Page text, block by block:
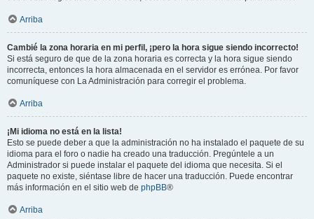
Arriba
Cambié la zona horaria en mi perfil, ¡pero la hora sigue siendo incorrecto!
Si está seguro de que de la zona horaria es correcta y la hora sigue siendo
incorrecta, entonces la hora almacenada en el servidor es errónea. Por favor
comuníquese con La Administración para corregir el problema.
Arriba
¡Mi idioma no está en la lista!
Esto se puede deber a que la administración no ha instalado el paquete de su
idioma para el foro o nadie ha creado una traducción. Pregúntele a un
Administrador si puede instalar el paquete del idioma que necesita. Si el
paquete no existe, siéntase libre de hacer una traducción. Puede encontrar
más información en el sitio web de phpBB®
Arriba